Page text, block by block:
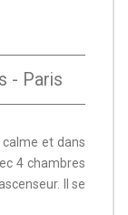
- Paris
et dans
4 chambres
Il se